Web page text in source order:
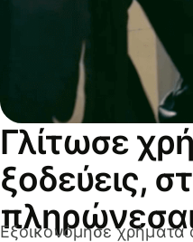
Γλίτωσε
ξοδεύεις,
Εξοικονόμησε χρήματα